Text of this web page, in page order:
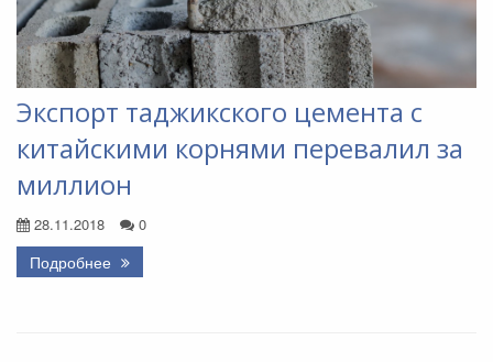
Экспорт таджикского цемента с
китайскими корнями перевалил за
миллион
28.11.2018 0
Подробнее